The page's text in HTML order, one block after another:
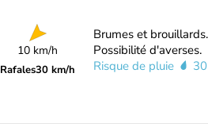
10 km/h
Rafales30 km/h
Brumes et brouillards.
Possibilité d'averses.
Risque de pluie